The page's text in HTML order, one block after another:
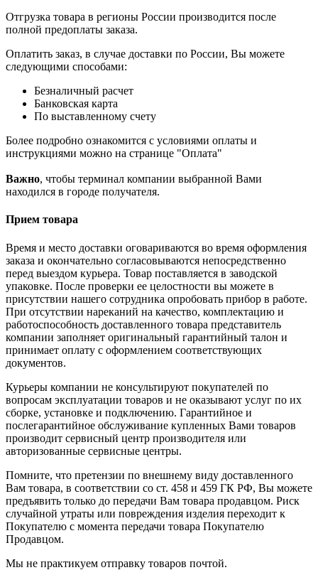
Отгрузка товара в регионы России производится после
полной предоплаты заказа.
Оплатить заказ, в случае доставки по России, Вы можете
следующими способами:
Безналичный расчет
Банковская карта
По выставленному счету
Более подробно ознакомится с условиями оплаты и
инструкциями можно на странице "Оплата"
Важно, чтобы терминал компании выбранной Вами
находился в городе получателя.
Прием товара
Время и место доставки оговариваются во время оформления
заказа и окончательно согласовываются непосредственно
перед выездом курьера. Товар поставляется в заводской
упаковке. После проверки ее целостности вы можете в
присутствии нашего сотрудника опробовать прибор в работе.
При отсутствии нареканий на качество, комплектацию и
работоспособность доставленного товара представитель
компании заполняет оригинальный гарантийный талон и
принимает оплату с оформлением соответствующих
документов.
Курьеры компании не консультируют покупателей по
вопросам эксплуатации товаров и не оказывают услуг по их
сборке, установке и подключению. Гарантийное и
послегарантийное обслуживание купленных Вами товаров
производит сервисный центр производителя или
авторизованные сервисные центры.
Помните, что претензии по внешнему виду доставленного
Вам товара, в соответствии со ст. 458 и 459 ГК РФ, Вы можете
предъявить только до передачи Вам товара продавцом. Риск
случайной утраты или повреждения изделия переходит к
Покупателю с момента передачи товара Покупателю
Продавцом.
Мы не практикуем отправку товаров почтой.